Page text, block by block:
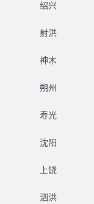
绍兴
射洪
神木
朔州
寿光
沈阳
上饶
泗洪